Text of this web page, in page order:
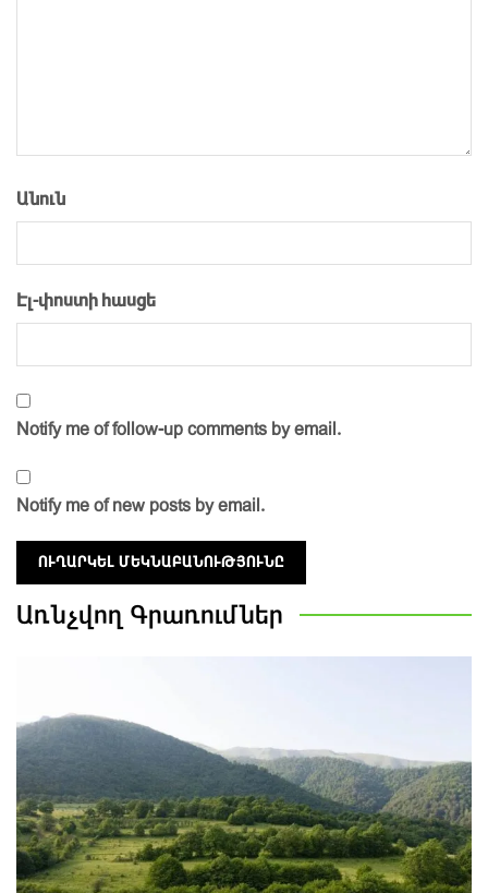
Անուն
Էլ-փոստի հասցե
Notify me of follow-up comments by email.
Notify me of new posts by email.
Առնչվող Գրառումներ